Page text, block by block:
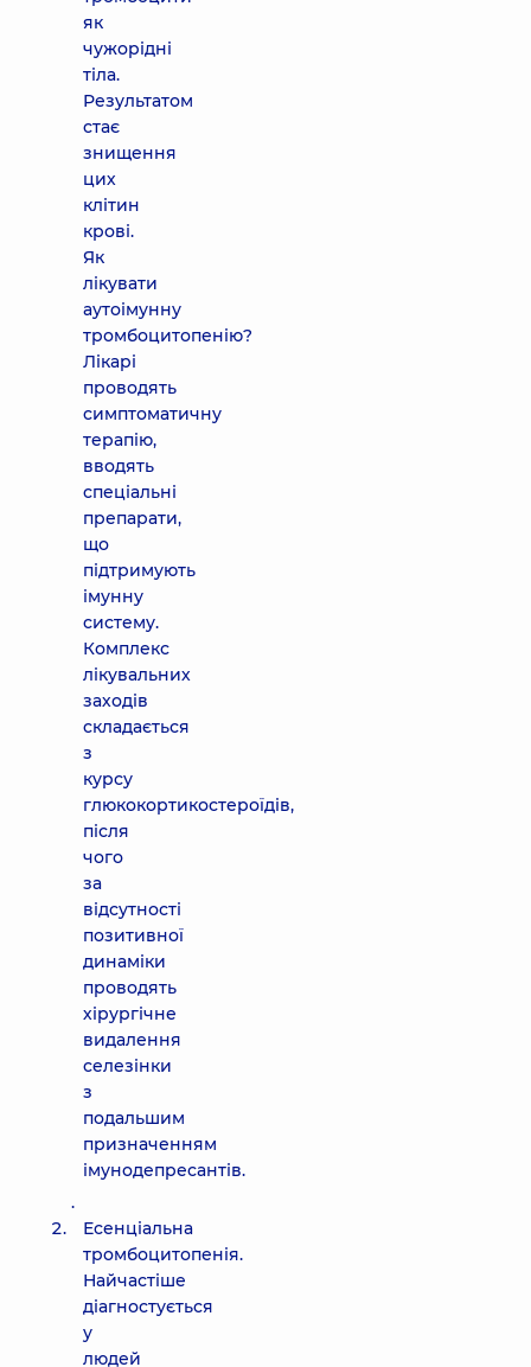
як
чужорідні
тіла.
Результатом
стає
знищення
цих
клітин
крові.
Як
лікувати
аутоімунну
тромбоцитопенію?
Лікарі
проводять
симптоматичну
терапію,
вводять
спеціальні
препарати,
що
підтримують
імунну
систему.
Комплекс
лікувальних
заходів
складається
з
курсу
глюкокортикостероїдів,
після
чого
за
відсутності
позитивної
динаміки
проводять
хірургічне
видалення
селезінки
з
подальшим
призначенням
імунодепресантів.
.
Есенціальна
тромбоцитопенія.
Найчастіше
діагностується
у
людей